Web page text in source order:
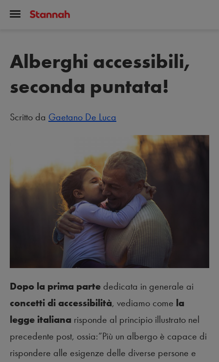
Alberghi accessibili,
seconda puntata!
Scritto da Gaetano De Luca
Dopo la prima parte dedicata in generale ai
concetti di accessibilità, vediamo come la
legge italiana risponde al principio illustrato nel
precedente post, ossia:”Più un albergo è capace di
rispondere alle esigenze delle diverse persone e